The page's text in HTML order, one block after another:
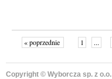
« poprzednie 1 ...
Copyright © Wyborcza sp. z o.o.